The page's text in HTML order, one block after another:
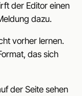
der Editor einen
dazu.
vorher lernen.
das sich
der Seite sehen